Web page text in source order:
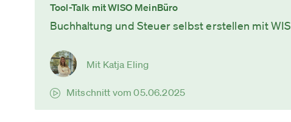
Tool-Talk mit WISO MeinBüro
Buchhaltung und Steuer selbst erstellen mit
Mit Katja Eling
Mitschnitt vom 05.06.2025